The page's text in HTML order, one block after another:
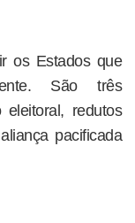
os Estados que
São três
redutos
pacificada